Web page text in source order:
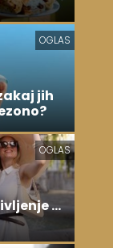
OGLAS
jih
OGLAS
...